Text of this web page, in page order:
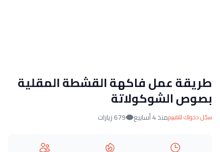
طريقة عمل فاكهة القشطة المقلية
بصوص الشوكولاتة
سجّل دخولك للتقييممنذ 4 أسابيع 679 زيارات